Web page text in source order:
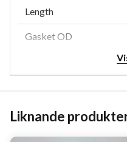
Length
Gasket OD
Anti-Drainback Valve
Bypass Valve
Liknande